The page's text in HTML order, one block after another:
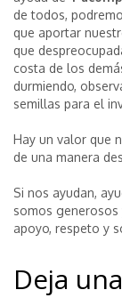
de todos,
que aportar
que
costa de los
durmiendo,
semillas para el
Hay un valor que
de una manera
Si nos ayudan,
somos generosos
apoyo, respeto y
Deja